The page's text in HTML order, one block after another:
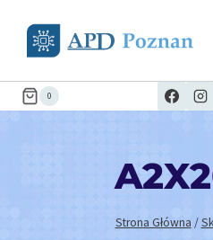
0
Strona Główna /